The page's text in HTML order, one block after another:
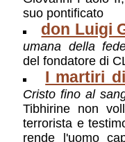
suo pontificato
don Luigi
umana della
del fondatore di
I martiri
Cristo fino al
Tibhirine non
terrorista e
rende l'uomo